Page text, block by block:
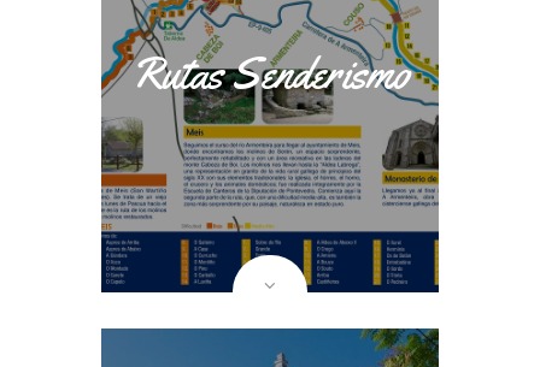
Rutas Senderismo